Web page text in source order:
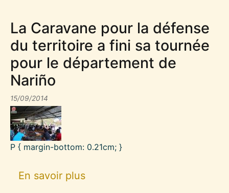
La Caravane pour la défense
du territoire a fini sa tournée
pour le département de
Nariño
15/09/2014
P { margin-bottom: 0.21cm; }
En savoir plussur La Caravane pour la